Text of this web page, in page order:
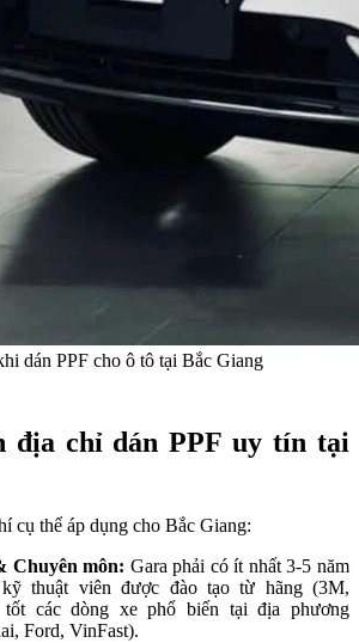
dán PPF cho ô tô tại Bắc Giang
địa chỉ dán PPF uy tín tại
cụ thể áp dụng cho Bắc Giang:
Chuyên môn: Gara phải có ít nhất 3-5 năm
thuật viên được đào tạo từ hãng (3M,
các dòng xe phổ biến tại địa phương
Ford, VinFast).